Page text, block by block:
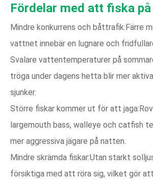
Fördelar med att fiska
Mindre konkurrens och båttrafik:Färre
vattnet innebär en lugnare och
Svalare vattentemperaturer på
tröga under dagens hetta blir mer
sjunker.
Större fiskar kommer ut för att
largemouth bass, walleye och catfish
mer aggressiva jägare på natten.
Mindre skrämda fiskar:Utan starkt
försiktiga med att röra sig, vilket gör